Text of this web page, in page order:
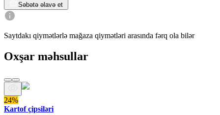
Səbətə əlavə et
Saytdakı qiymətlərlə mağaza qiymətləri arasında fərq ola bilər
Oxşar məhsullar
24%
Kartof çipsiləri